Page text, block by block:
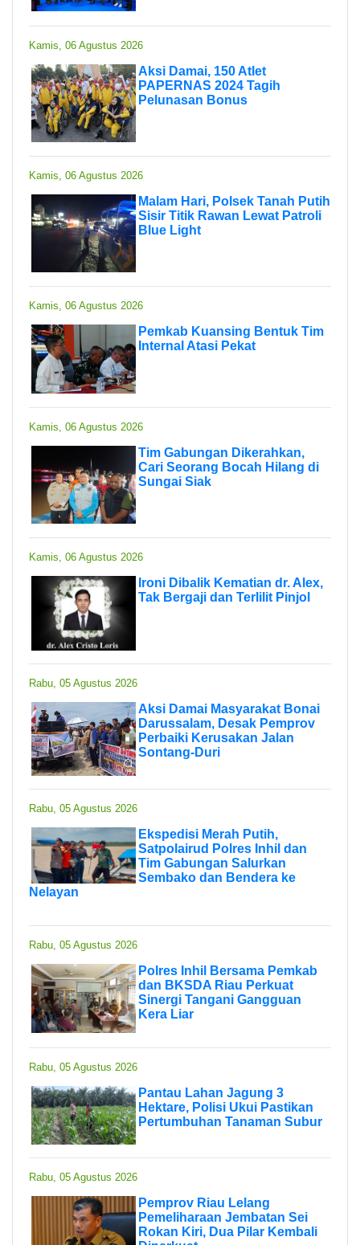
Kamis, 06 Agustus 2026
Aksi Damai, 150 Atlet
PAPERNAS 2024 Tagih
Pelunasan Bonus
Kamis, 06 Agustus 2026
Malam Hari, Polsek Tanah Putih
Sisir Titik Rawan Lewat Patroli
Blue Light
Kamis, 06 Agustus 2026
Pemkab Kuansing Bentuk Tim
Internal Atasi Pekat
Kamis, 06 Agustus 2026
Tim Gabungan Dikerahkan,
Cari Seorang Bocah Hilang di
Sungai Siak
Kamis, 06 Agustus 2026
Ironi Dibalik Kematian dr. Alex,
Tak Bergaji dan Terlilit Pinjol
Rabu, 05 Agustus 2026
Aksi Damai Masyarakat Bonai
Darussalam, Desak Pemprov
Perbaiki Kerusakan Jalan
Sontang-Duri
Rabu, 05 Agustus 2026
Ekspedisi Merah Putih,
Satpolairud Polres Inhil dan
Tim Gabungan Salurkan
Sembako dan Bendera ke
Nelayan
Rabu, 05 Agustus 2026
Polres Inhil Bersama Pemkab
dan BKSDA Riau Perkuat
Sinergi Tangani Gangguan
Kera Liar
Rabu, 05 Agustus 2026
Pantau Lahan Jagung 3
Hektare, Polisi Ukui Pastikan
Pertumbuhan Tanaman Subur
Rabu, 05 Agustus 2026
Pemprov Riau Lelang
Pemeliharaan Jembatan Sei
Rokan Kiri, Dua Pilar Kembali